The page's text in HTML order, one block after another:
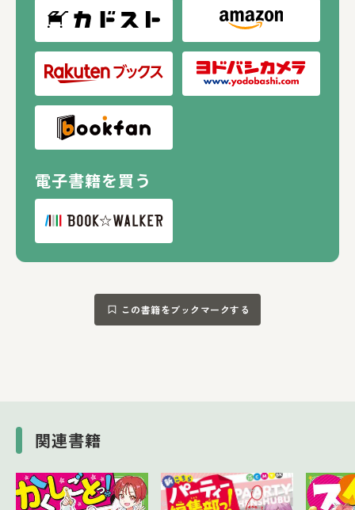
電子書籍を買う
この書籍をブックマークする
関連書籍